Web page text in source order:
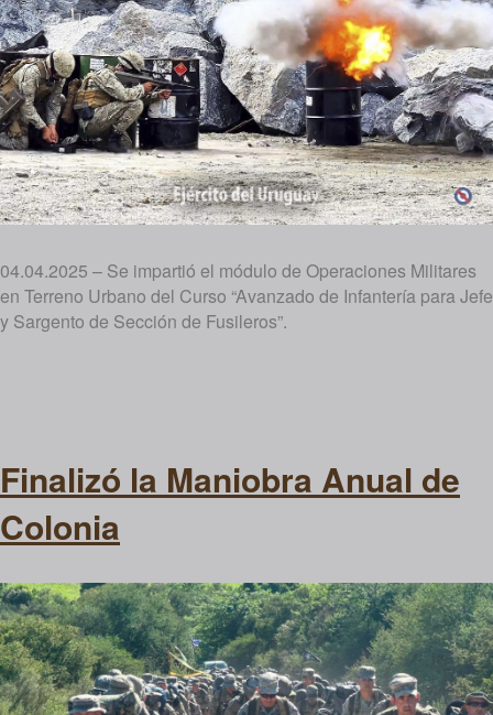
04.04.2025 – Se impartió el módulo de Operaciones Militares
en Terreno Urbano del Curso “Avanzado de Infantería para Jefe
y Sargento de Sección de Fusileros”.
Finalizó la Maniobra Anual de
Colonia